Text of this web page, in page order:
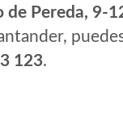
de Pereda, 9-
123.